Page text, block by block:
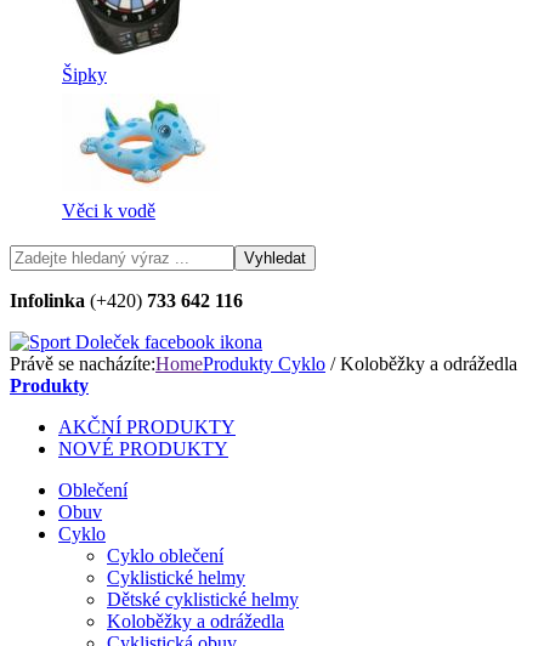
Šipky
Věci k vodě
Infolinka (+420) 733 642 116
Právě se nacházíte:HomeProdukty Cyklo / Koloběžky a odrážedla
Produkty
AKČNÍ PRODUKTY
NOVÉ PRODUKTY
Oblečení
Obuv
Cyklo
Cyklo oblečení
Cyklistické helmy
Dětské cyklistické helmy
Koloběžky a odrážedla